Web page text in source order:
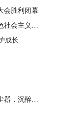
会胜利闭幕
专栏丨学习贯彻习近平新时代中国特色社会主义思想主题教育
成长
组图丨湘潭独有的天空蓝：让人忘却尘嚣，沉醉其中